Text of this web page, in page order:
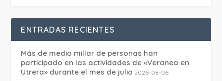
ENTRADAS RECIENTES
Más de medio millar de personas han
participado en las actividades de «Veranea en
Utrera» durante el mes de julio 2026-08-06